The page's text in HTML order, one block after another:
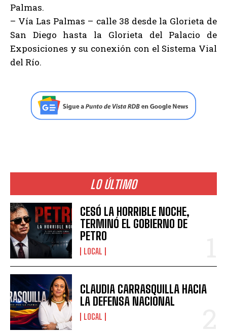
Palmas.
– Vía Las Palmas – calle 38 desde la Glorieta de
San Diego hasta la Glorieta del Palacio de
Exposiciones y su conexión con el Sistema Vial
del Río.
LO ÚLTIMO
CESÓ LA HORRIBLE NOCHE,
TERMINÓ EL GOBIERNO DE
PETRO
LOCAL
CLAUDIA CARRASQUILLA HACIA
LA DEFENSA NACIONAL
LOCAL